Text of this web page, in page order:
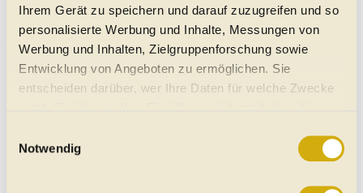
Ihrem Gerät zu speichern und darauf zuzugreifen und so
personalisierte Werbung und Inhalte, Messungen von
Werbung und Inhalten, Zielgruppenforschung sowie
Entwicklung von Angeboten zu ermöglichen. Sie
entscheiden darüber, wer Ihre Daten für welche Zwecke
Trigger Symbol ändern oder widerrufen
Notwendig
© InsideEVs.de Autor:Stefan Leichsenring